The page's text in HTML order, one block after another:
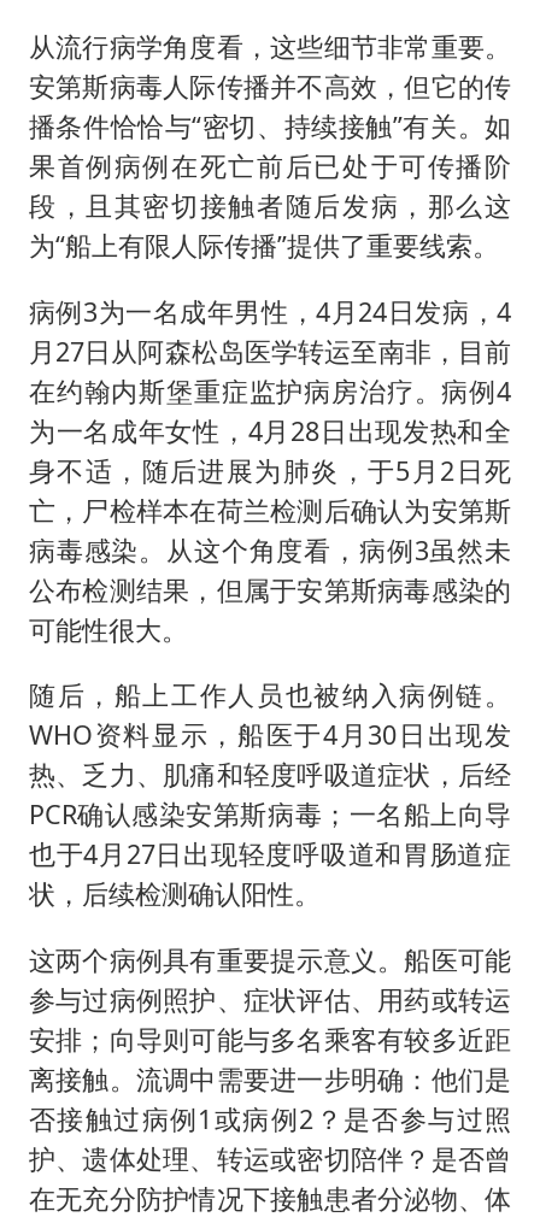
从流行病学角度看，这些细节非常重要。
安第斯病毒人际传播并不高效，但它的传
播条件恰恰与“密切、持续接触”有关。如
果首例病例在死亡前后已处于可传播阶
段，且其密切接触者随后发病，那么这
为“船上有限人际传播”提供了重要线索。
病例3为一名成年男性，4月24日发病，4
月27日从阿森松岛医学转运至南非，目前
在约翰内斯堡重症监护病房治疗。病例4
为一名成年女性，4月28日出现发热和全
身不适，随后进展为肺炎，于5月2日死
亡，尸检样本在荷兰检测后确认为安第斯
病毒感染。从这个角度看，病例3虽然未
公布检测结果，但属于安第斯病毒感染的
可能性很大。
随后，船上工作人员也被纳入病例链。
WHO资料显示，船医于4月30日出现发
热、乏力、肌痛和轻度呼吸道症状，后经
PCR确认感染安第斯病毒；一名船上向导
也于4月27日出现轻度呼吸道和胃肠道症
状，后续检测确认阳性。
这两个病例具有重要提示意义。船医可能
参与过病例照护、症状评估、用药或转运
安排；向导则可能与多名乘客有较多近距
离接触。流调中需要进一步明确：他们是
否接触过病例1或病例2？是否参与过照
护、遗体处理、转运或密切陪伴？是否曾
在无充分防护情况下接触患者分泌物、体